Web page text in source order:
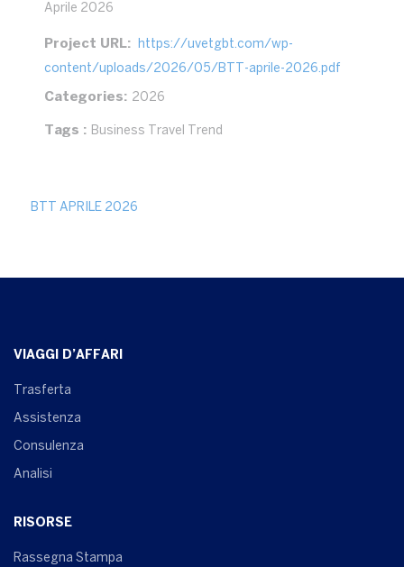
Aprile 2026
Project URL: https://uvetgbt.com/wp-
content/uploads/2026/05/BTT-aprile-2026.pdf
Categories: 2026
Tags : Business Travel Trend
BTT APRILE 2026
VIAGGI D’AFFARI
Trasferta
Assistenza
Consulenza
Analisi
RISORSE
Rassegna Stampa